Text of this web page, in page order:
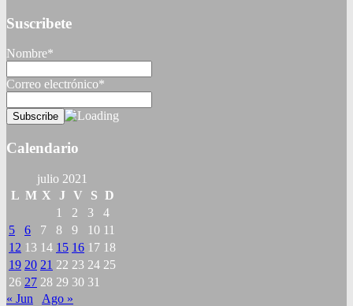
Suscribete
Nombre*
Correo electrónico*
Calendario
julio 2021
L M X J V S D
1
2 3
4
5
6 7 8 9 10 11
12 13 14 15 16 17 18
19 20 21 22 23 24 25
26 27 28 29 30 31
« Jun
Ago »